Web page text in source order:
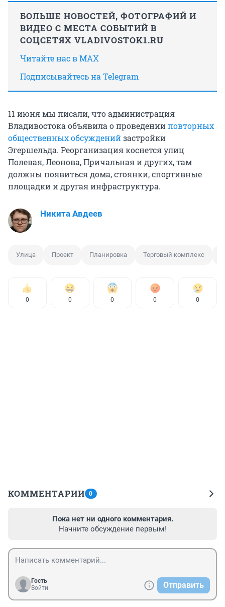
БОЛЬШЕ НОВОСТЕЙ, ФОТОГРАФИЙ И
ВИДЕО С МЕСТА СОБЫТИЙ В
СОЦСЕТЯХ VLADIVOSTOK1.RU
Читайте нас в MAX
Подписывайтесь на Telegram
11 июня мы писали, что администрация
Владивостока объявила о проведенииповторных
общественных обсужденийзастройки
Эгершельда. Реорганизация коснется улиц
Полевая, Леонова, Причальная и других, там
должны появиться дома, стоянки, спортивные
площадки и другая инфраструктура.
Никита Авдеев
Улица Проект Планировка Торговый комплекс
0 0 0 0 0
КОММЕНТАРИИ 0
Пока нет ни одного комментария.
Начните обсуждение первым!
Гость
Войти
Отправить